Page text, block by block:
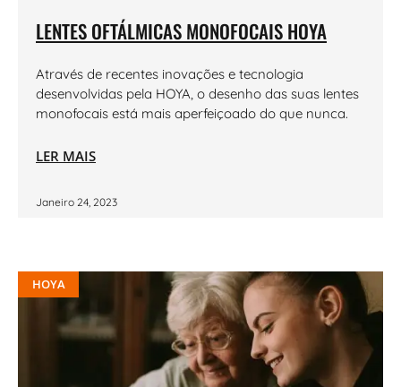
LENTES OFTÁLMICAS MONOFOCAIS HOYA
Através de recentes inovações e tecnologia
desenvolvidas pela HOYA, o desenho das suas lentes
monofocais está mais aperfeiçoado do que nunca.
LER MAIS
Janeiro 24, 2023
HOYA